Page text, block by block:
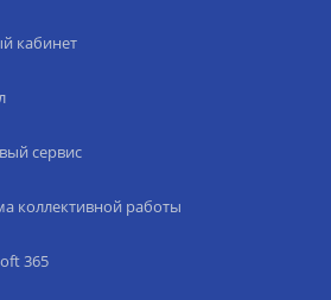
кабинет
сервис
коллективной работы
365